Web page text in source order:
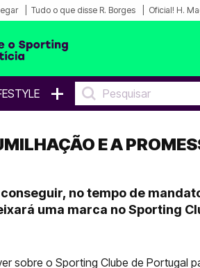
Tudo o que disse R. Borges Oficial! H.
+
E A
no tempo de
uma marca no Sporting
sobre o Sporting Clube de Portugal